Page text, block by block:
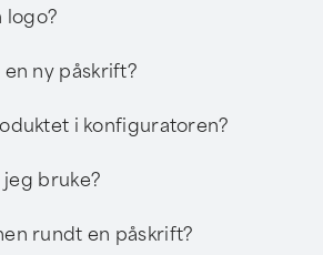
logo?
ny påskrift?
i konfiguratoren?
bruke?
rundt en påskrift?